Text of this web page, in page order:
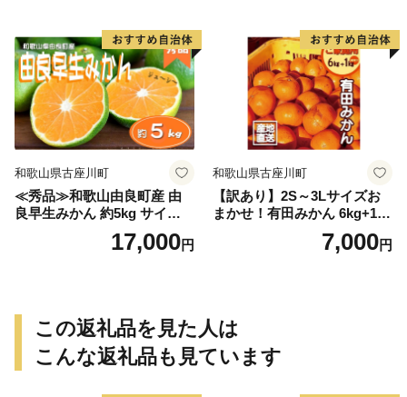
ん 和歌山 ご家庭用
和歌山県古座川町
≪秀品≫和歌山由良町産 由
良早生みかん 約5kg サイズお
まかせ【sml106C】17,000円
和歌山県古座川町
【訳あり】2S～3Lサイズお
まかせ！有田みかん 6kg+1kg
保証分 11月から12月下旬ま
でに順次発送致します。 / 訳
7,000円
この返礼品を見た人は
こんな返礼品も見ています